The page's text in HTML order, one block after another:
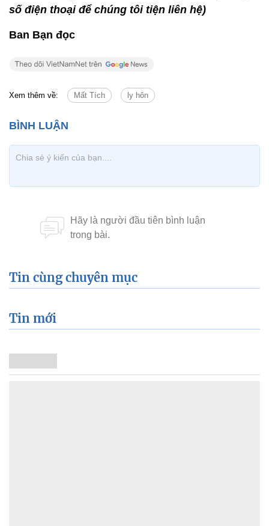
số điện thoại để chúng tôi tiện liên hệ)
Ban Bạn đọc
Xem thêm về: Mất Tích ly hôn
Tin cùng chuyên mục
Tin mới